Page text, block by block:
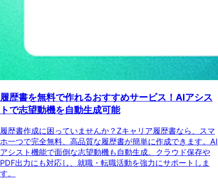
履歴書を無料で作れるおすすめサービス！AIアシス
トで志望動機を自動生成可能
履歴書作成に困っていませんか？Zキャリア履歴書なら、スマ
ホ一つで完全無料、高品質な履歴書が簡単に作成できます。AI
アシスト機能で面倒な志望動機も自動生成。クラウド保存や
PDF出力にも対応し、就職・転職活動を強力にサポートしま
す。